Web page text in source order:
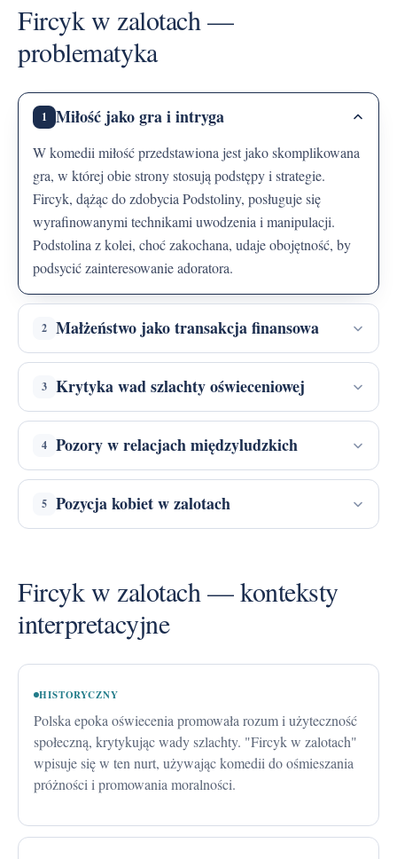
Fircyk w zalotach —
problematyka
1 Miłość jako gra i intryga
W komedii miłość przedstawiona jest jako skomplikowana
gra, w której obie strony stosują podstępy i strategie.
Fircyk, dążąc do zdobycia Podstoliny, posługuje się
wyrafinowanymi technikami uwodzenia i manipulacji.
Podstolina z kolei, choć zakochana, udaje obojętność, by
podsycić zainteresowanie adoratora.
2 Małżeństwo jako transakcja finansowa
3 Krytyka wad szlachty oświeceniowej
4 Pozory w relacjach międzyludzkich
5 Pozycja kobiet w zalotach
Fircyk w zalotach — konteksty
interpretacyjne
HISTORYCZNY
Polska epoka oświecenia promowała rozum i użyteczność
społeczną, krytykując wady szlachty. "Fircyk w zalotach"
wpisuje się w ten nurt, używając komedii do ośmieszania
próżności i promowania moralności.